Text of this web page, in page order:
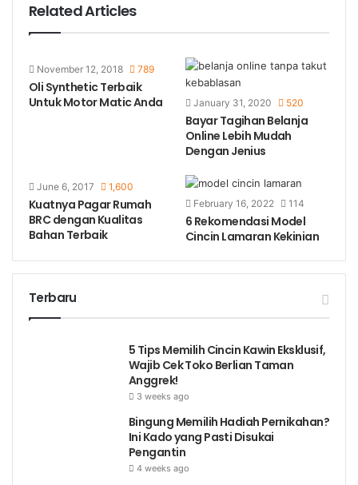
Related Articles
November 12, 2018 789
Oli Synthetic Terbaik
Untuk Motor Matic Anda
January 31, 2020 520
Bayar Tagihan Belanja
Online Lebih Mudah
Dengan Jenius
June 6, 2017 1,600
Kuatnya Pagar Rumah
BRC dengan Kualitas
Bahan Terbaik
February 16, 2022 114
6 Rekomendasi Model
Cincin Lamaran Kekinian
Terbaru
5 Tips Memilih Cincin Kawin Eksklusif,
Wajib Cek Toko Berlian Taman
Anggrek!
3 weeks ago
Bingung Memilih Hadiah Pernikahan?
Ini Kado yang Pasti Disukai
Pengantin
4 weeks ago